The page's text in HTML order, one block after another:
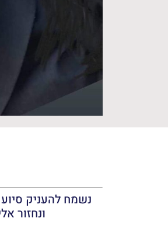
נשמח להעניק
ונחזור